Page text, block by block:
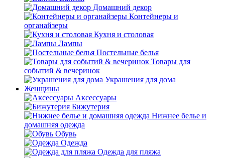
Домашний декор
Контейнеры и
органайзеры
Кухня и столовая
Лампы
Постельные белья
Товары для
событий & вечеринок
Украшения для дома
Женщины
Аксессуары
Бижутерия
Нижнее белье и
домашняя одежда
Обувь
Одежда
Одежда для пляжа